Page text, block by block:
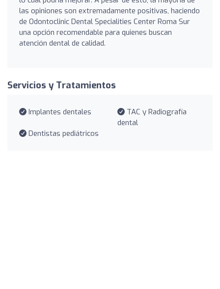
las opiniones son extremadamente positivas, haciendo
de Odontoclinic Dental Specialities Center Roma Sur
una opción recomendable para quienes buscan
atención dental de calidad.
Servicios y Tratamientos
Implantes dentales
TAC y Radiografía
dental
Dentistas pediátricos